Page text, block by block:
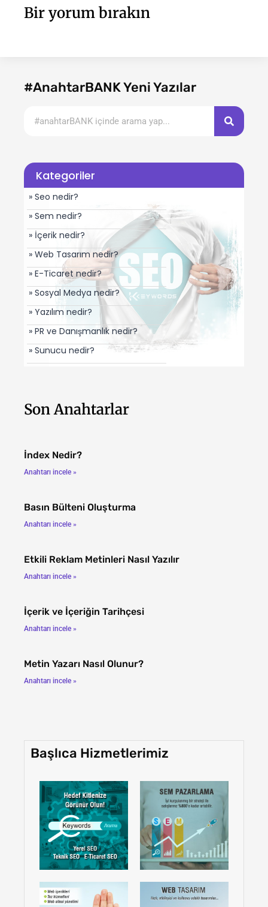
Bir yorum bırakın
#AnahtarBANK Yeni Yazılar
Kategoriler
» Seo nedir?
» Sem nedir?
» İçerik nedir?
» Web Tasarım nedir?
» E-Ticaret nedir?
» Sosyal Medya nedir?
» Yazılım nedir?
» PR ve Danışmanlık nedir?
» Sunucu nedir?
Son Anahtarlar
İndex Nedir?
Anahtarı incele »
Basın Bülteni Oluşturma
Anahtarı incele »
Etkili Reklam Metinleri Nasıl Yazılır
Anahtarı incele »
İçerik ve İçeriğin Tarihçesi
Anahtarı incele »
Metin Yazarı Nasıl Olunur?
Anahtarı incele »
Başlıca Hizmetlerimiz